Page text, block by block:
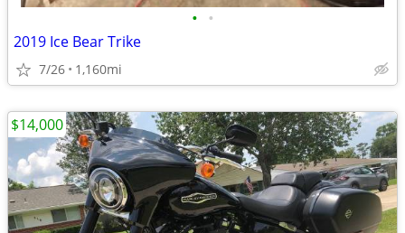
• •
2019 Ice Bear Trike
7/26 1,160mi
$14,000